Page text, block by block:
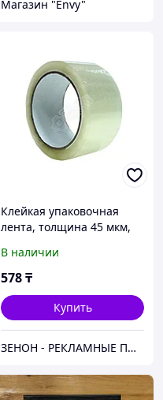
Магазин "Envy"
Клейкая упаковочная
лента, толщина 45 мкм,
м, прозрачная
В наличии
578₸
Купить
ЗЕНОН - РЕКЛАМНЫЕ ПОСТАВКИ